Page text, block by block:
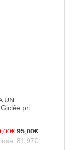
UN
pri..
95,00€
81,97€